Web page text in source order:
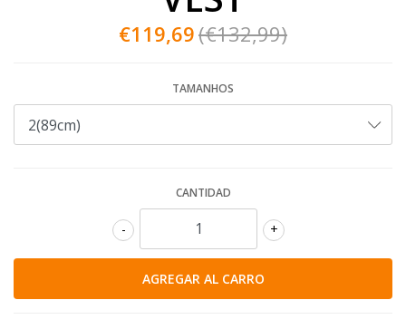
€119,69(€132,99)
TAMANHOS
CANTIDAD
+
-